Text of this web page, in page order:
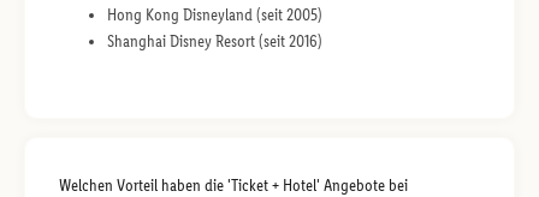
Hong Kong Disneyland (seit 2005)
Shanghai Disney Resort (seit 2016)
Welchen Vorteil haben die 'Ticket + Hotel' Angebote bei